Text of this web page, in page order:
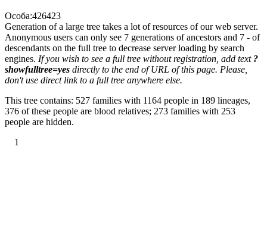
Особа:426423
Generation of a large tree takes a lot of resources of our web server.
Anonymous users can only see 7 generations of ancestors and 7 - of
descendants on the full tree to decrease server loading by search
engines. If you wish to see a full tree without registration, add text ?
showfulltree=yes directly to the end of URL of this page. Please,
don't use direct link to a full tree anywhere else.
This tree contains: 527 families with 1164 people in 189 lineages,
376 of these people are blood relatives; 273 families with 253
people are hidden.
1